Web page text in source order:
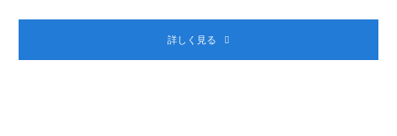
詳しく見る